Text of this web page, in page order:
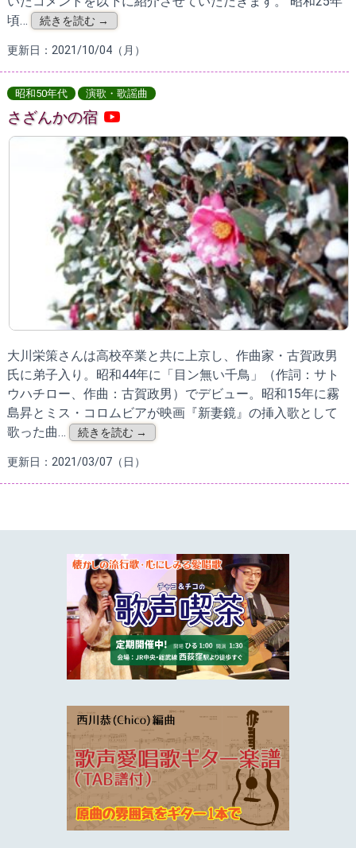
頃…
続きを読む →
更新日：2021/10/04（月）
昭和50年代 演歌・歌謡曲
さざんかの宿
大川栄策さんは高校卒業と共に上京し、作曲家・古賀政男
氏に弟子入り。昭和44年に「目ン無い千鳥」（作詞：サト
ウハチロー、作曲：古賀政男）でデビュー。昭和15年に霧
島昇とミス・コロムビアが映画『新妻鏡』の挿入歌として
歌った曲…
続きを読む →
更新日：2021/03/07（日）